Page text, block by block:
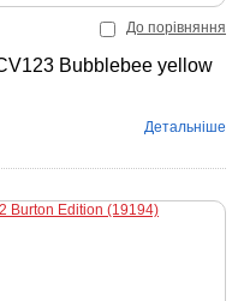
До порівняння
Bubblebee yellow
Детальніше